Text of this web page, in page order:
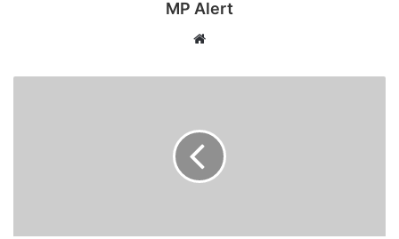
MP Alert
Website